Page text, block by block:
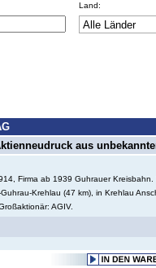
Land:
aus
Firma ab 1939 Guhrauer Kreisbahn.
Krehlau (47 km), in Krehlau
AGIV.